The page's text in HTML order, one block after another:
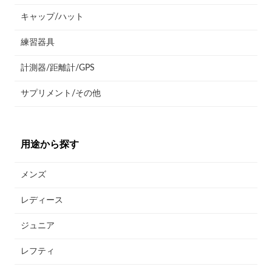
キャップ/ハット
練習器具
計測器/距離計/GPS
サプリメント/その他
用途から探す
メンズ
レディース
ジュニア
レフティ